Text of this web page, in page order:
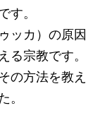
す。
ッカ）の原因
る宗教です。
の方法を教え
。